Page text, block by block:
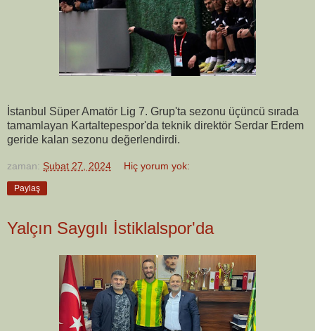
İstanbul Süper Amatör Lig 7. Grup'ta sezonu üçüncü sırada
tamamlayan Kartaltepespor'da teknik direktör Serdar Erdem
geride kalan sezonu değerlendirdi.
zaman: Şubat 27, 2024 Hiç yorum yok:
Paylaş
Yalçın Saygılı İstiklalspor'da